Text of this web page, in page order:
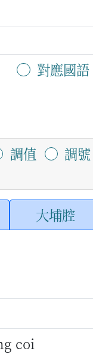
對應國語
調值 調號
大埔腔
coi